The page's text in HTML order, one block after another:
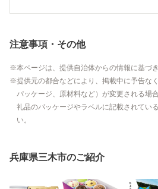
注意事項・その他
本ページは、提供自治体からの情報に基づ
提供元の都合などにより、掲載中に予告な
パッケージ、原材料など）が変更される場
礼品のパッケージやラベルに記載されてい
い。
兵庫県三木市のご紹介